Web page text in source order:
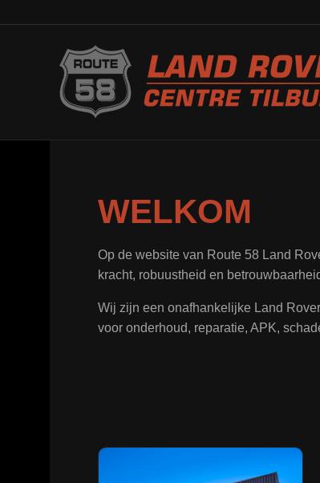
WELKOM
Op de website van Route 58 Land
kracht, robuustheid en
Wij zijn een onafhankelijke Land
voor onderhoud, reparatie, APK,